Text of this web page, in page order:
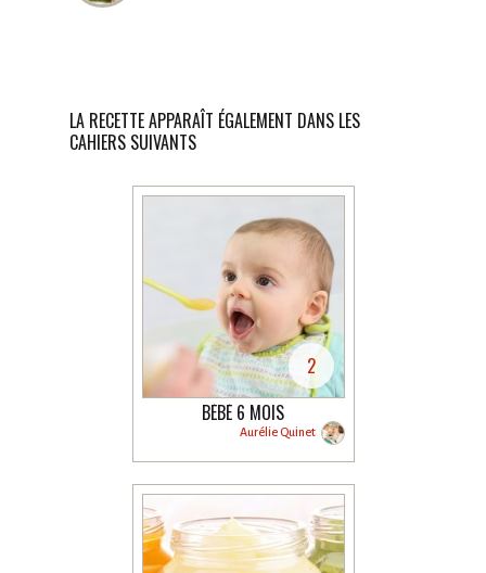
LA RECETTE APPARAÎT ÉGALEMENT DANS LES
CAHIERS SUIVANTS
BÉBÉ 6 MOIS
Aurélie Quinet
2